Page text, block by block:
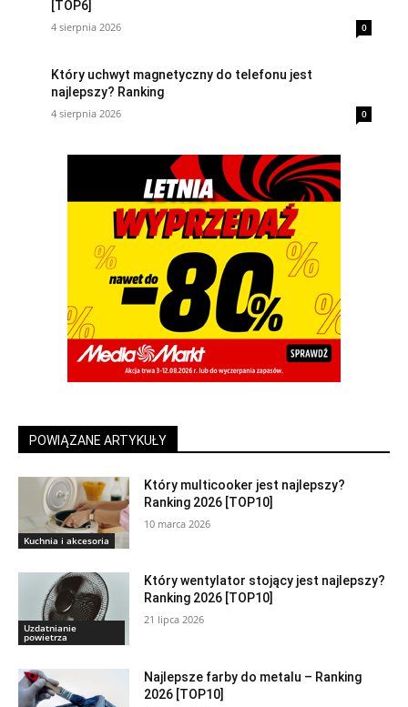
[TOP6]
4 sierpnia 2026 0
Który uchwyt magnetyczny do telefonu jest
najlepszy? Ranking
4 sierpnia 2026 0
POWIĄZANE ARTYKUŁY
Kuchnia i akcesoria
Który multicooker jest najlepszy?
Ranking 2026 [TOP10]
10 marca 2026
Uzdatnianie
powietrza
Który wentylator stojący jest najlepszy?
Ranking 2026 [TOP10]
21 lipca 2026
Najlepsze farby do metalu – Ranking
2026 [TOP10]